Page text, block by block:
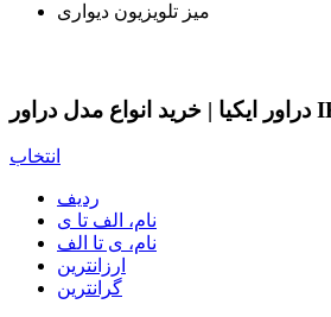
میز تلویزیون دیواری
انتخاب
ردیف
نام، الف تا ی
نام، ی تا الف
ارزانترین
گرانترین